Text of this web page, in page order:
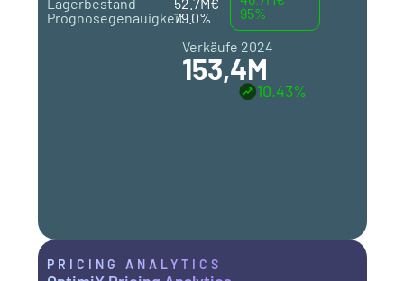
Prognosegenauigkeit79.0%
95%
Verkäufe 2024
153,4M
10.43%
PRICING ANALYTICS